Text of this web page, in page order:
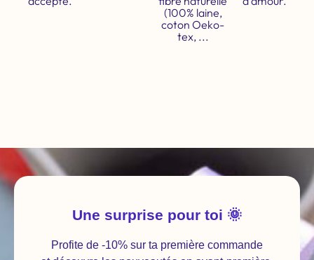
(100% laine,
coton Oeko-
tex, ...